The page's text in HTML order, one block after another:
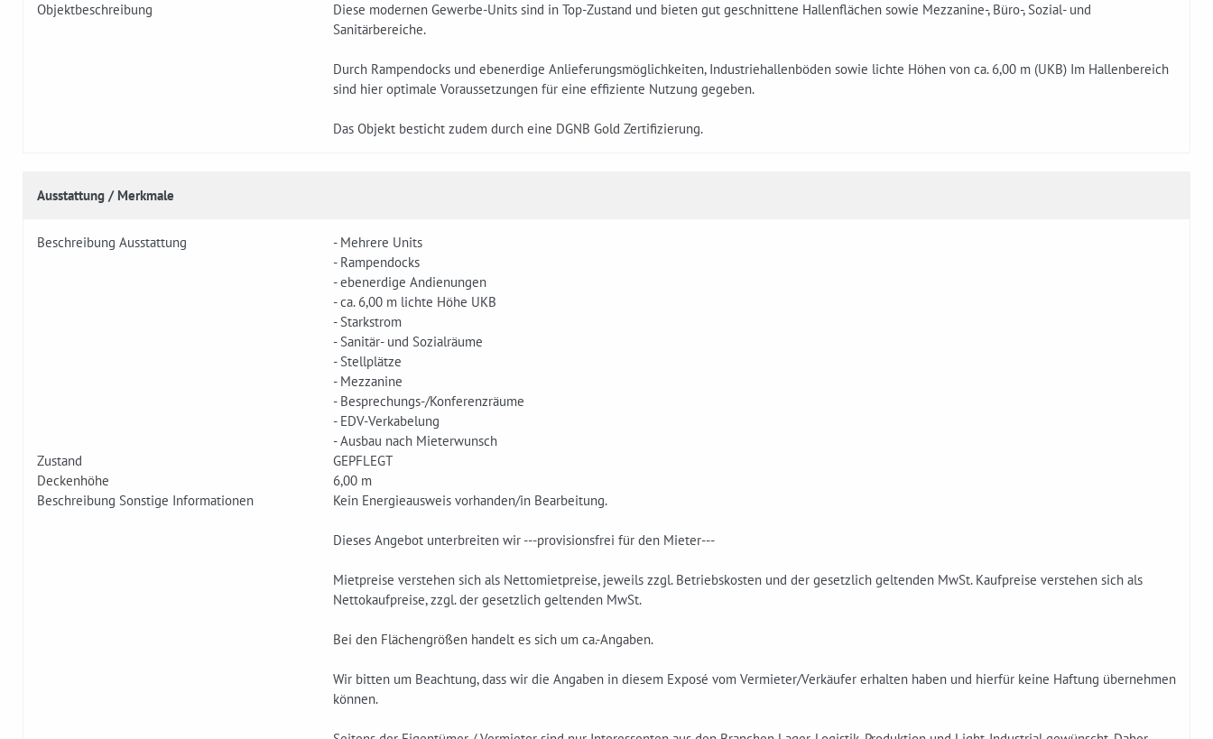
Objektbeschreibung
Diese modernen Gewerbe-Units sind in Top-Zustand und bieten gut geschnittene Hallenflächen sowie Mezzanine-, Büro-, Sozial- und
Sanitärbereiche.
Durch Rampendocks und ebenerdige Anlieferungsmöglichkeiten, Industriehallenböden sowie lichte Höhen von ca. 6,00 m (UKB) Im Hallenbereich
sind hier optimale Voraussetzungen für eine effiziente Nutzung gegeben.
Das Objekt besticht zudem durch eine DGNB Gold Zertifizierung.
Ausstattung / Merkmale
Beschreibung Ausstattung
- Mehrere Units
- Rampendocks
- ebenerdige Andienungen
- ca. 6,00 m lichte Höhe UKB
- Starkstrom
- Sanitär- und Sozialräume
- Stellplätze
- Mezzanine
- Besprechungs-/Konferenzräume
- EDV-Verkabelung
- Ausbau nach Mieterwunsch
Zustand
GEPFLEGT
Deckenhöhe
6,00 m
Beschreibung Sonstige Informationen
Kein Energieausweis vorhanden/in Bearbeitung.
Dieses Angebot unterbreiten wir ---provisionsfrei für den Mieter---
Mietpreise verstehen sich als Nettomietpreise, jeweils zzgl. Betriebskosten und der gesetzlich geltenden MwSt. Kaufpreise verstehen sich als
Nettokaufpreise, zzgl. der gesetzlich geltenden MwSt.
Bei den Flächengrößen handelt es sich um ca.-Angaben.
Wir bitten um Beachtung, dass wir die Angaben in diesem Exposé vom Vermieter/Verkäufer erhalten haben und hierfür keine Haftung übernehmen
können.